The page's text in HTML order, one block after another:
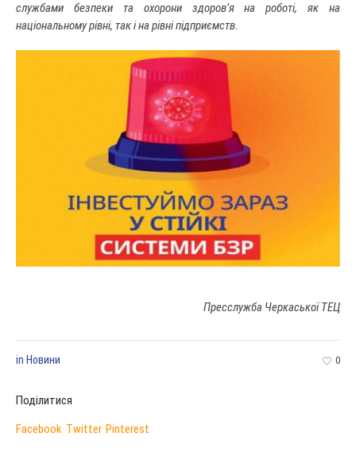
службами безпеки та охорони здоров’я на роботі, як на
національному рівні, так і на рівні підприємств.
Пресслужба Черкаської ТЕЦ
0
in Новини
Поділитися
Facebook Twitter Pinterest